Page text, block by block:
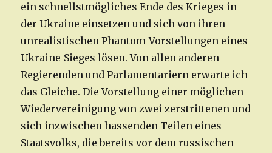
ein schnellstmögliches Ende des Krieges in
der Ukraine einsetzen und sich von ihren
unrealistischen Phantom-Vorstellungen eines
Ukraine-Sieges lösen. Von allen anderen
Regierenden und Parlamentariern erwarte ich
das Gleiche. Die Vorstellung einer möglichen
Wiedervereinigung von zwei zerstrittenen und
sich inzwischen hassenden Teilen eines
Staatsvolks, die bereits vor dem russischen